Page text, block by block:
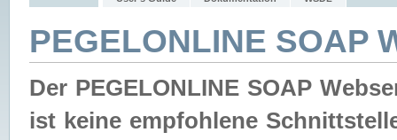
PEGELONLINE SOAP
Der PEGELONLINE SOAP
ist keine empfohlene